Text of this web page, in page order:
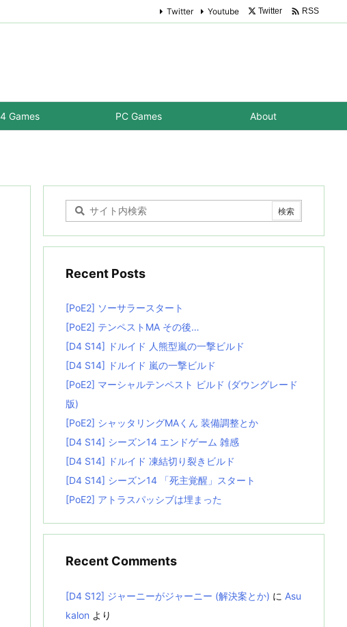
Games PC Games About
Twitter Youtube Twitter  RSS
Recent Posts
[PoE2] ソーサラースタート
[PoE2] テンペストMA その後…
[D4 S14] ドルイド 人熊型嵐の一撃ビルド
[D4 S14] ドルイド 嵐の一撃ビルド
[PoE2] マーシャルテンペスト ビルド (ダウングレード
版)
[PoE2] シャッタリングMAくん 装備調整とか
[D4 S14] シーズン14 エンドゲーム 雑感
[D4 S14] ドルイド 凍結切り裂きビルド
[D4 S14] シーズン14 「死主覚醒」スタート
[PoE2] アトラスパッシブは埋まった
Recent Comments
[D4 S12] ジャーニーがジャーニー (解決案とか) に Asu
kalon より